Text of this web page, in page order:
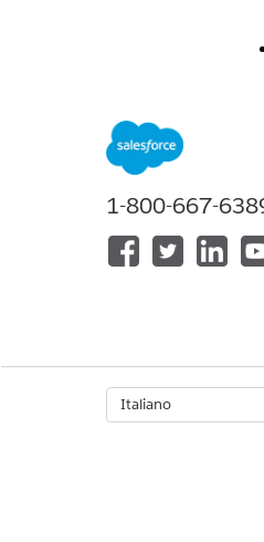
1-800-667-
Italiano